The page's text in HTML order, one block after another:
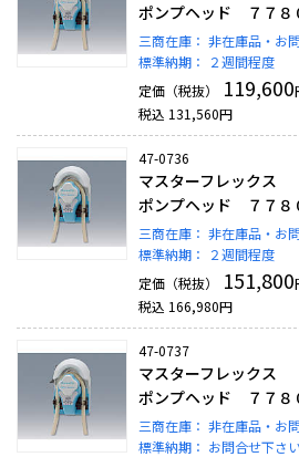
ポンプヘッド ７７８
三商在庫： 非在庫品・お
標準納期：
２週間程度
定価（税抜）
119,600
税込 131,560円
47-0736
マスターフレックス
ポンプヘッド ７７８
三商在庫： 非在庫品・お
標準納期：
２週間程度
定価（税抜）
151,800
税込 166,980円
47-0737
マスターフレックス
ポンプヘッド ７７８
三商在庫： 非在庫品・お
標準納期： お問合せ下さ